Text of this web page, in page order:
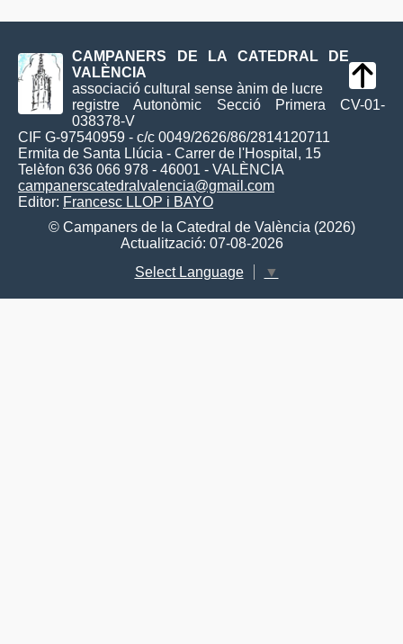
CAMPANERS DE LA CATEDRAL DE
VALÈNCIA
associació cultural sense ànim de lucre
registre Autonòmic Secció Primera CV-01-
038378-V
CIF G-97540959 - c/c 0049/2626/86/2814120711
Ermita de Santa Llúcia - Carrer de l'Hospital, 15
Telèfon 636 066 978 - 46001 - VALÈNCIA
campanerscatedralvalencia@gmail.com
Editor: Francesc LLOP i BAYO
© Campaners de la Catedral de València (2026)
Actualització: 07-08-2026
Select Language
▼